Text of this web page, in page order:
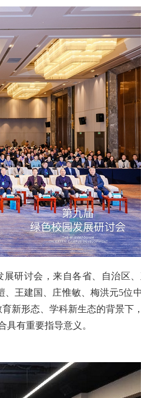
研讨会，来自各省、自治区
王建国、庄惟敏、梅洪元5位
新形态、学科新生态的背景下
有重要指导意义。